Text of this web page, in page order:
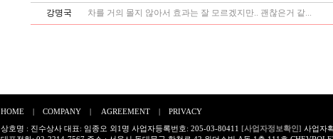
강명국
차를 거의 몰지 않아서 효과는 잘 모르겠지만.. 괜찮은거 같...
HOME | COMPANY | AGREEMENT |
PRIVACY
상호명 : 진수상사 대표: 임종오 외1명 사업자등록번호: 205-03-80411 [사업자정보확인] 사업자